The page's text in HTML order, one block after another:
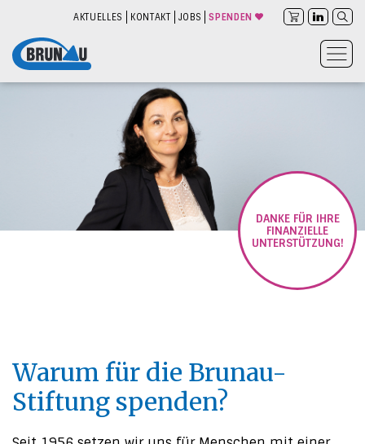
AKTUELLES KONTAKT JOBS SPENDEN
DANKE FÜR IHRE
FINANZIELLE
UNTERSTÜTZUNG!
Warum für die Brunau-
Stiftung spenden?